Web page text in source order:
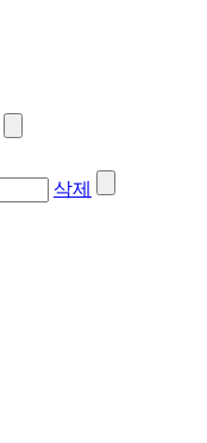
삭제